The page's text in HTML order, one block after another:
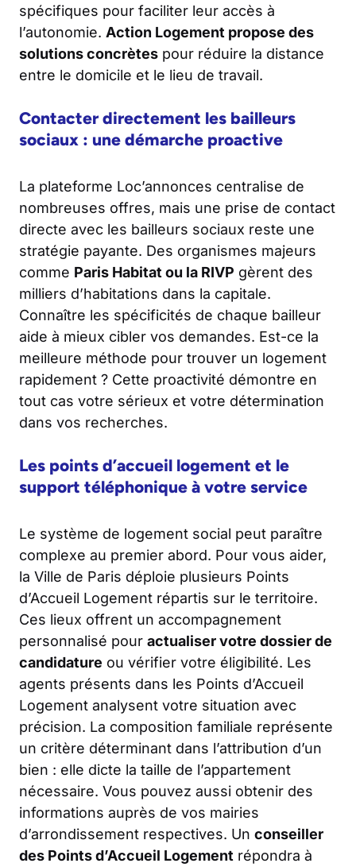
spécifiques pour faciliter leur accès à
l’autonomie. Action Logement propose des
solutions concrètes pour réduire la distance
entre le domicile et le lieu de travail.
Contacter directement les bailleurs
sociaux : une démarche proactive
La plateforme Loc’annonces centralise de
nombreuses offres, mais une prise de contact
directe avec les bailleurs sociaux reste une
stratégie payante. Des organismes majeurs
comme Paris Habitat ou la RIVP gèrent des
milliers d’habitations dans la capitale.
Connaître les spécificités de chaque bailleur
aide à mieux cibler vos demandes. Est-ce la
meilleure méthode pour trouver un logement
rapidement ? Cette proactivité démontre en
tout cas votre sérieux et votre détermination
dans vos recherches.
Les points d’accueil logement et le
support téléphonique à votre service
Le système de logement social peut paraître
complexe au premier abord. Pour vous aider,
la Ville de Paris déploie plusieurs Points
d’Accueil Logement répartis sur le territoire.
Ces lieux offrent un accompagnement
personnalisé pour actualiser votre dossier de
candidature ou vérifier votre éligibilité. Les
agents présents dans les Points d’Accueil
Logement analysent votre situation avec
précision. La composition familiale représente
un critère déterminant dans l’attribution d’un
bien : elle dicte la taille de l’appartement
nécessaire. Vous pouvez aussi obtenir des
informations auprès de vos mairies
d’arrondissement respectives. Un conseiller
des Points d’Accueil Logement répondra à